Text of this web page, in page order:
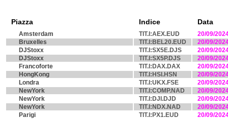
Piazza Indice Data
Amsterdam TIT.I:AEX.EUD
20/09/
Bruxelles
TIT.I:BEL20.EUD
20/09/
DJStoxx
TIT.I:SX5E.DJS
20/09/
DJStoxx
TIT.I:SX5P.DJS
20/09/
Francoforte
TIT.I:DAX.DAX
20/09/
HongKong
TIT.I:HSI.HSN
20/09/
Londra
TIT.I:UKX.FSE
20/09/
NewYork
TIT.I:COMP.NAD
20/09/
NewYork
TIT.I:DJI.DJD
20/09/
NewYork
TIT.I:NDX.NAD
20/09/
Parigi
TIT.I:PX1.EUD
20/09/